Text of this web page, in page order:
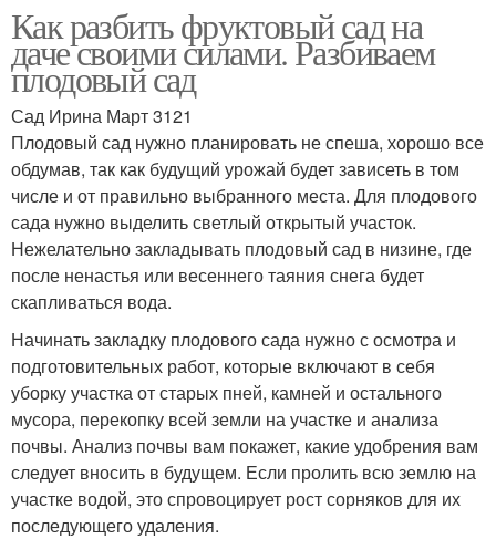
Как разбить фруктовый сад на
даче своими силами. Разбиваем
плодовый сад
Сад Ирина Март 3121
Плодовый сад нужно планировать не спеша, хорошо все
обдумав, так как будущий урожай будет зависеть в том
числе и от правильно выбранного места. Для плодового
сада нужно выделить светлый открытый участок.
Нежелательно закладывать плодовый сад в низине, где
после ненастья или весеннего таяния снега будет
скапливаться вода.
Начинать закладку плодового сада нужно с осмотра и
подготовительных работ, которые включают в себя
уборку участка от старых пней, камней и остального
мусора, перекопку всей земли на участке и анализа
почвы. Анализ почвы вам покажет, какие удобрения вам
следует вносить в будущем. Если пролить всю землю на
участке водой, это спровоцирует рост сорняков для их
последующего удаления.